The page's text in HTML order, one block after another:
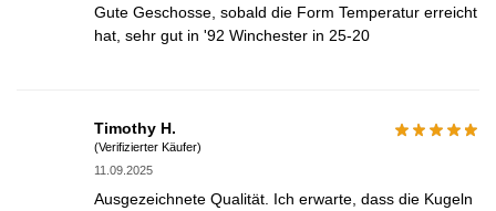
Gute Geschosse, sobald die Form Temperatur erreicht
hat, sehr gut in '92 Winchester in 25-20
Timothy H.
(Verifizierter Käufer)
11.09.2025
Ausgezeichnete Qualität. Ich erwarte, dass die Kugeln